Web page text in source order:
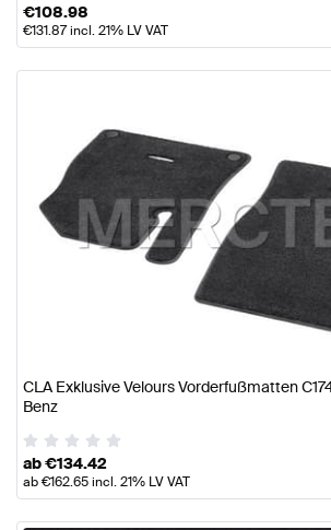
€108.98
€131.87incl. 21% LV VAT
CLA Exklusive Velours Vorderfußmatten
Benz
ab€134.42
ab€162.65incl. 21% LV VAT